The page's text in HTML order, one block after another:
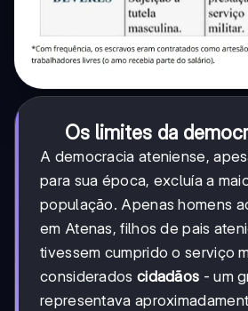
Os limites da
A democracia ateniense,
para sua época, excluía a
população. Apenas homens
em Atenas, filhos de pais
tivessem cumprido o serviço
considerados cidadãos - um
representava